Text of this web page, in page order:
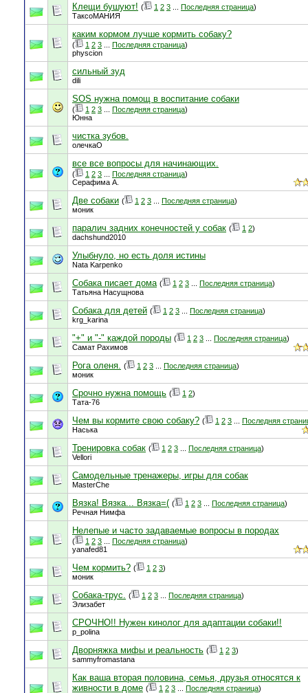
Клещи бушуют! ( 1 2 3 Последняя страница)
ТаксоМАНИЯ
каким кормом лучше кормить собаку?
( 1 2 3 Последняя страница)
physcion
сильный зуд
dili
SOS нужна помощ в воспитание собаки
( 1 2 3 Последняя страница)
Юнна
чистка зубов.
олечкаО
все все вопросы для начинающих.
( 1 2 3 Последняя страница)
Серафима А.
Две собаки ( 1 2 3 Последняя страница)
моник
паралич задних конечностей у собак ( 1 2)
dachshund2010
Улыбнуло, но есть доля истины
Nata Karpenko
Собака писает дома ( 1 2 3 Последняя страница)
Татьяна Насущнова
Собака для детей ( 1 2 3 Последняя страница)
krg_karina
"+" и "-" каждой породы ( 1 2 3 Последняя страница)
Самат Рахимов
Рога оленя. ( 1 2 3 Последняя страница)
моник
Срочно нужна помощь ( 1 2)
Тата-76
Чем вы кормите свою собаку? ( 1 2 3
Последняя
Наська
Тренировка собак ( 1 2 3 Последняя страница)
Vellori
Самодельные тренажеры, игры для собак
MasterChe
Вязка! Вязка... Вязка=( ( 1 2 3 Последняя страница)
Речная Нимфа
Нелепые и часто задаваемые вопросы в породах
( 1 2 3 Последняя страница)
yanafed81
Чем кормить? ( 1 2 3)
моник
Собака-трус. ( 1 2 3 Последняя страница)
Элизабет
СРОЧНО!! Нужен кинолог для адаптации собаки!!
p_polina
Дворняжка мифы и реальность ( 1 2 3)
sammyfromastana
Как ваша вторая половина, семья, друзья относятся к
живности в доме ( 1 2 3 Последняя страница)